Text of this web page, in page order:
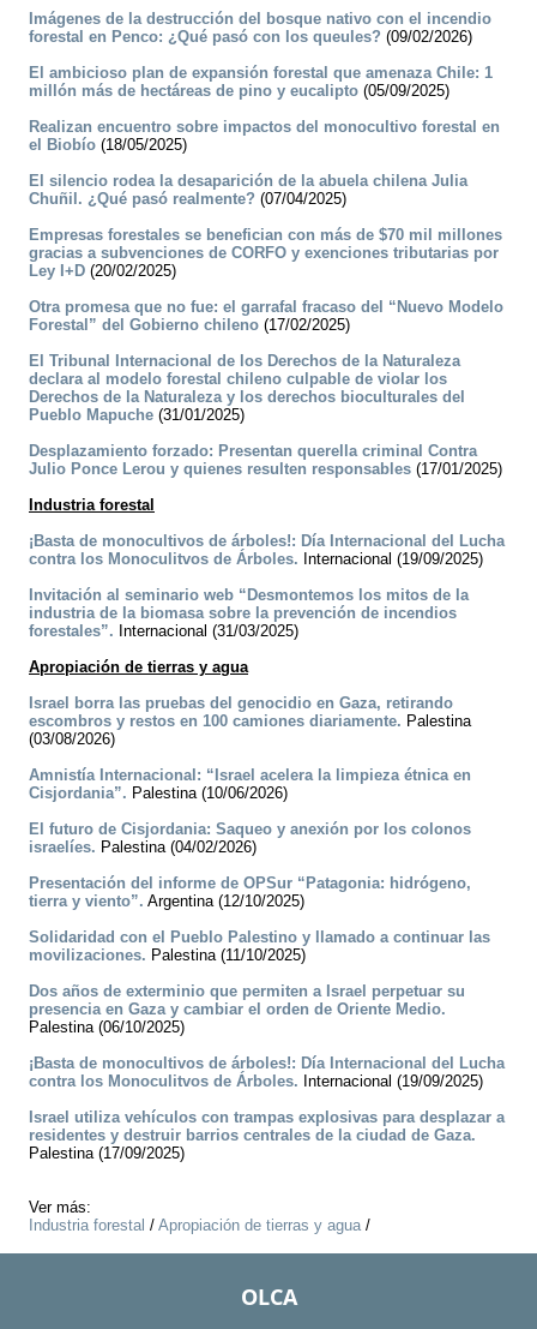
Imágenes de la destrucción del bosque nativo con el incendio
forestal en Penco: ¿Qué pasó con los queules? (09/02/2026)
El ambicioso plan de expansión forestal que amenaza Chile: 1
millón más de hectáreas de pino y eucalipto (05/09/2025)
Realizan encuentro sobre impactos del monocultivo forestal en
el Biobío (18/05/2025)
El silencio rodea la desaparición de la abuela chilena Julia
Chuñil. ¿Qué pasó realmente? (07/04/2025)
Empresas forestales se benefician con más de $70 mil millones
gracias a subvenciones de CORFO y exenciones tributarias por
Ley I+D (20/02/2025)
Otra promesa que no fue: el garrafal fracaso del “Nuevo Modelo
Forestal” del Gobierno chileno (17/02/2025)
El Tribunal Internacional de los Derechos de la Naturaleza
declara al modelo forestal chileno culpable de violar los
Derechos de la Naturaleza y los derechos bioculturales del
Pueblo Mapuche (31/01/2025)
Desplazamiento forzado: Presentan querella criminal Contra
Julio Ponce Lerou y quienes resulten responsables (17/01/2025)
Industria forestal
¡Basta de monocultivos de árboles!: Día Internacional del Lucha
contra los Monoculitvos de Árboles. Internacional (19/09/2025)
Invitación al seminario web “Desmontemos los mitos de la
industria de la biomasa sobre la prevención de incendios
forestales”. Internacional (31/03/2025)
Apropiación de tierras y agua
Israel borra las pruebas del genocidio en Gaza, retirando
escombros y restos en 100 camiones diariamente. Palestina
(03/08/2026)
Amnistía Internacional: “Israel acelera la limpieza étnica en
Cisjordania”. Palestina (10/06/2026)
El futuro de Cisjordania: Saqueo y anexión por los colonos
israelíes. Palestina (04/02/2026)
Presentación del informe de OPSur “Patagonia: hidrógeno,
tierra y viento”. Argentina (12/10/2025)
Solidaridad con el Pueblo Palestino y llamado a continuar las
movilizaciones. Palestina (11/10/2025)
Dos años de exterminio que permiten a Israel perpetuar su
presencia en Gaza y cambiar el orden de Oriente Medio.
Palestina (06/10/2025)
¡Basta de monocultivos de árboles!: Día Internacional del Lucha
contra los Monoculitvos de Árboles. Internacional (19/09/2025)
Israel utiliza vehículos con trampas explosivas para desplazar a
residentes y destruir barrios centrales de la ciudad de Gaza.
Palestina (17/09/2025)
Ver más:
Industria forestal / Apropiación de tierras y agua/
OLCA